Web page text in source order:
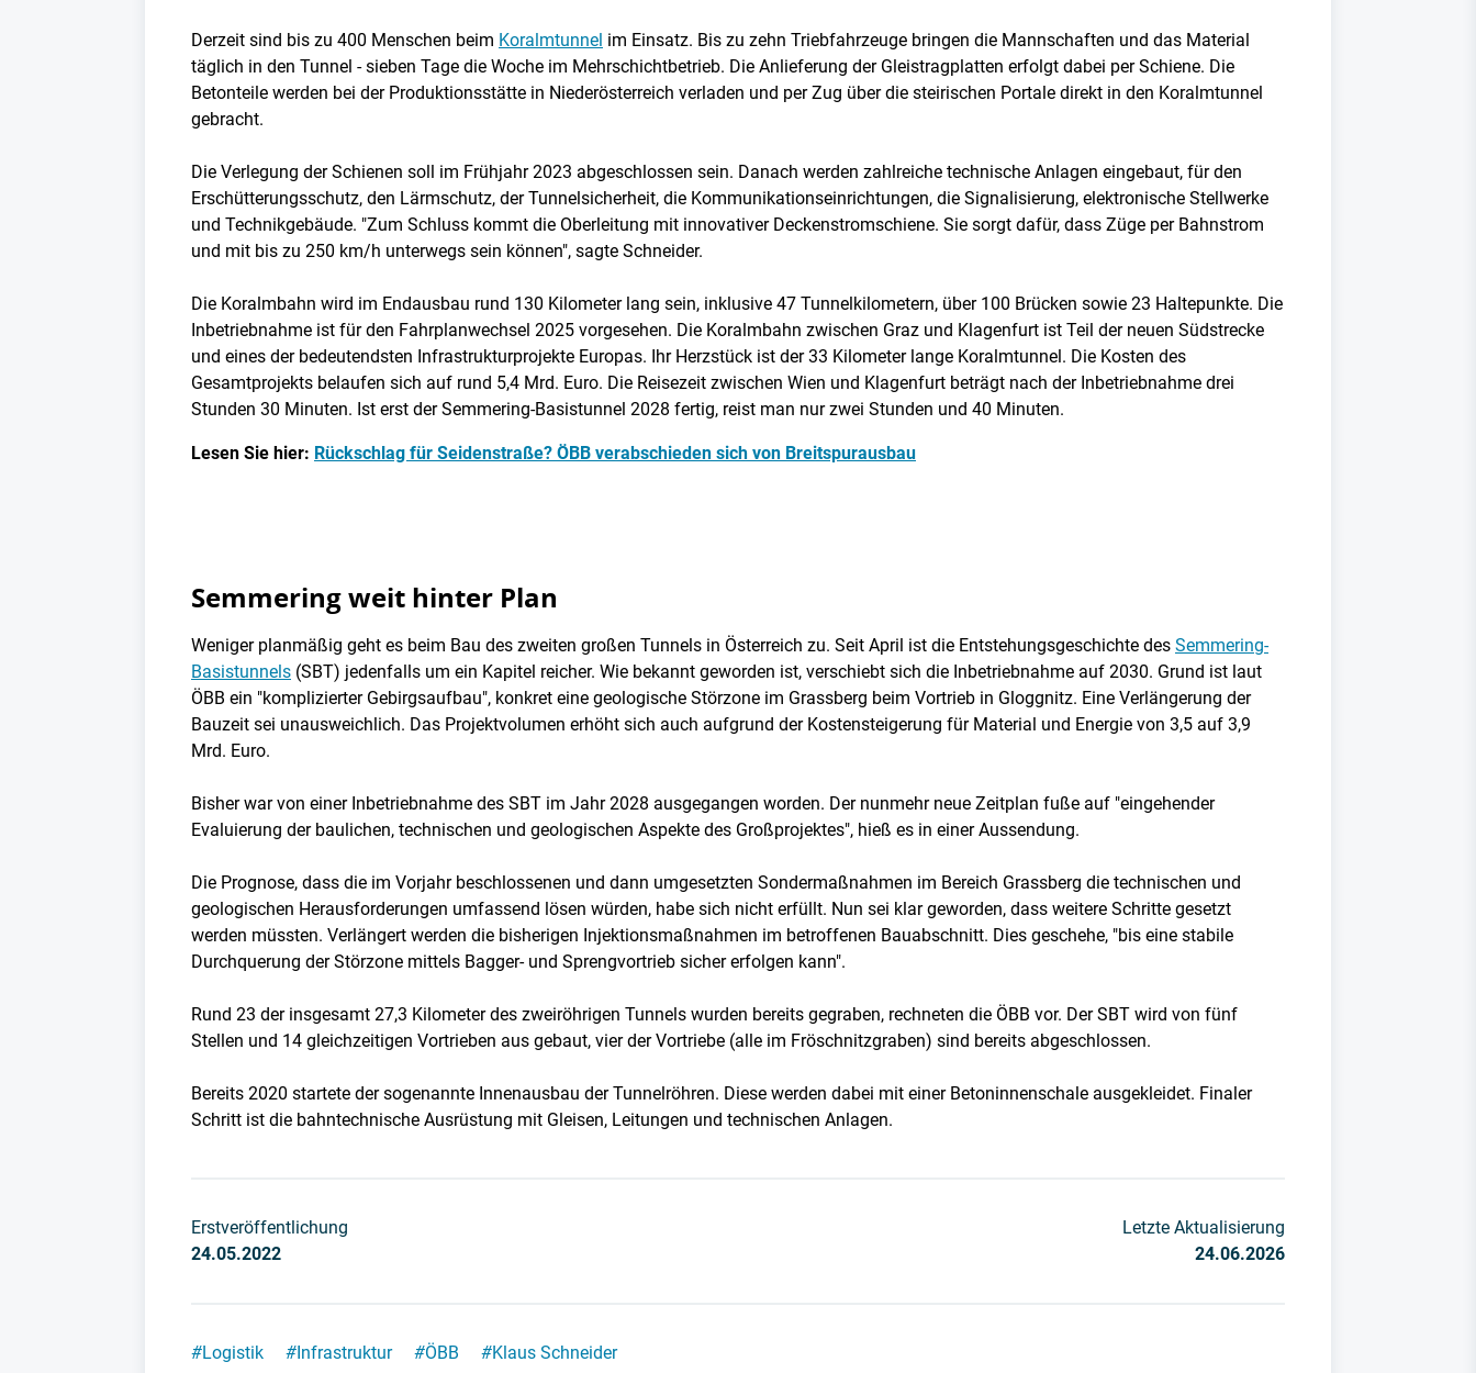
Derzeit sind bis zu 400 Menschen beim Koralmtunnel im Einsatz. Bis zu zehn Triebfahrzeuge bringen die Mannschaften und das Material
täglich in den Tunnel - sieben Tage die Woche im Mehrschichtbetrieb. Die Anlieferung der Gleistragplatten erfolgt dabei per Schiene. Die
Betonteile werden bei der Produktionsstätte in Niederösterreich verladen und per Zug über die steirischen Portale direkt in den Koralmtunnel
gebracht.
Die Verlegung der Schienen soll im Frühjahr 2023 abgeschlossen sein. Danach werden zahlreiche technische Anlagen eingebaut, für den
Erschütterungsschutz, den Lärmschutz, der Tunnelsicherheit, die Kommunikationseinrichtungen, die Signalisierung, elektronische Stellwerke
und Technikgebäude. "Zum Schluss kommt die Oberleitung mit innovativer Deckenstromschiene. Sie sorgt dafür, dass Züge per Bahnstrom
und mit bis zu 250 km/h unterwegs sein können", sagte Schneider.
Die Koralmbahn wird im Endausbau rund 130 Kilometer lang sein, inklusive 47 Tunnelkilometern, über 100 Brücken sowie 23 Haltepunkte. Die
Inbetriebnahme ist für den Fahrplanwechsel 2025 vorgesehen. Die Koralmbahn zwischen Graz und Klagenfurt ist Teil der neuen Südstrecke
und eines der bedeutendsten Infrastrukturprojekte Europas. Ihr Herzstück ist der 33 Kilometer lange Koralmtunnel. Die Kosten des
Gesamtprojekts belaufen sich auf rund 5,4 Mrd. Euro. Die Reisezeit zwischen Wien und Klagenfurt beträgt nach der Inbetriebnahme drei
Stunden 30 Minuten. Ist erst der Semmering-Basistunnel 2028 fertig, reist man nur zwei Stunden und 40 Minuten.
Lesen Sie hier: Rückschlag für Seidenstraße? ÖBB verabschieden sich von Breitspurausbau
Semmering weit hinter Plan
Weniger planmäßig geht es beim Bau des zweiten großen Tunnels in Österreich zu. Seit April ist die Entstehungsgeschichte des Semmering-
Basistunnels (SBT) jedenfalls um ein Kapitel reicher. Wie bekannt geworden ist, verschiebt sich die Inbetriebnahme auf 2030. Grund ist laut
ÖBB ein "komplizierter Gebirgsaufbau", konkret eine geologische Störzone im Grassberg beim Vortrieb in Gloggnitz. Eine Verlängerung der
Bauzeit sei unausweichlich. Das Projektvolumen erhöht sich auch aufgrund der Kostensteigerung für Material und Energie von 3,5 auf 3,9
Mrd. Euro.
Bisher war von einer Inbetriebnahme des SBT im Jahr 2028 ausgegangen worden. Der nunmehr neue Zeitplan fuße auf "eingehender
Evaluierung der baulichen, technischen und geologischen Aspekte des Großprojektes", hieß es in einer Aussendung.
Die Prognose, dass die im Vorjahr beschlossenen und dann umgesetzten Sondermaßnahmen im Bereich Grassberg die technischen und
geologischen Herausforderungen umfassend lösen würden, habe sich nicht erfüllt. Nun sei klar geworden, dass weitere Schritte gesetzt
werden müssten. Verlängert werden die bisherigen Injektionsmaßnahmen im betroffenen Bauabschnitt. Dies geschehe, "bis eine stabile
Durchquerung der Störzone mittels Bagger- und Sprengvortrieb sicher erfolgen kann".
Rund 23 der insgesamt 27,3 Kilometer des zweiröhrigen Tunnels wurden bereits gegraben, rechneten die ÖBB vor. Der SBT wird von fünf
Stellen und 14 gleichzeitigen Vortrieben aus gebaut, vier der Vortriebe (alle im Fröschnitzgraben) sind bereits abgeschlossen.
Bereits 2020 startete der sogenannte Innenausbau der Tunnelröhren. Diese werden dabei mit einer Betoninnenschale ausgekleidet. Finaler
Schritt ist die bahntechnische Ausrüstung mit Gleisen, Leitungen und technischen Anlagen.
Erstveröffentlichung
24.05.2022
Letzte Aktualisierung
24.06.2026
#Logistik # Infrastruktur #ÖBB #Klaus Schneider